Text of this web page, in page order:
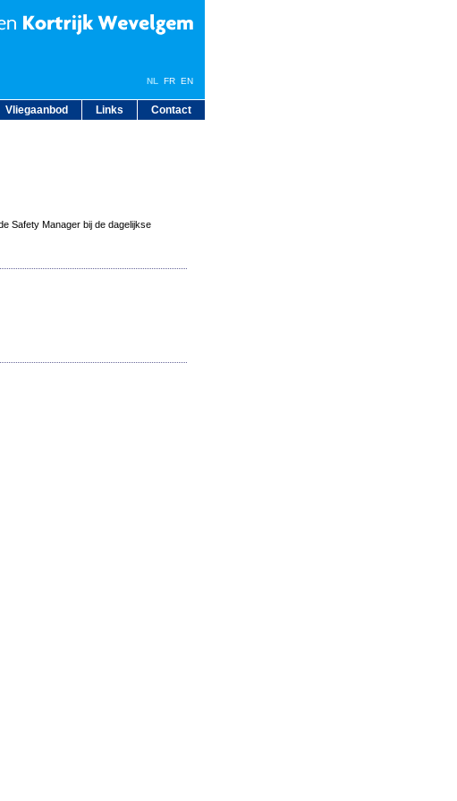
Vliegaanbod Links Contact
NL FR EN
Safety Manager bij de dagelijkse